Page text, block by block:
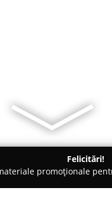
Felicitări!
promoționale